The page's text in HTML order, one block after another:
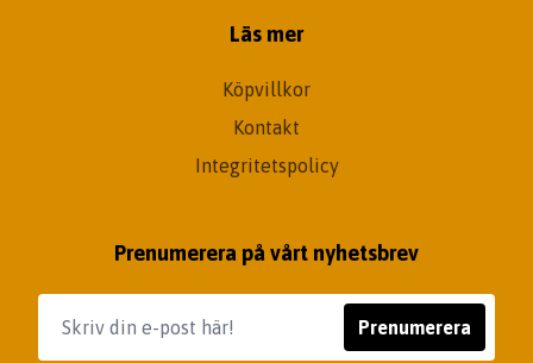
Läs mer
Köpvillkor
Kontakt
Integritetspolicy
Prenumerera på vårt nyhetsbrev
Prenumerera